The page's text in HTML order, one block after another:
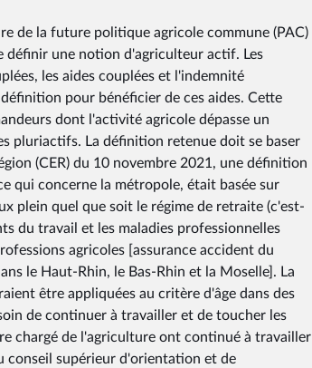
de la future politique agricole commune (PAC)
définir une notion d'agriculteur actif. Les
les aides couplées et l'indemnité
pour bénéficier de ces aides. Cette
dont l'activité agricole dépasse un
pluriactifs. La définition retenue doit se baser
(CER) du 10 novembre 2021, une définition
qui concerne la métropole, était basée sur
plein quel que soit le régime de retraite (c'est-
du travail et les maladies professionnelles
agricoles [assurance accident du
le Haut-Rhin, le Bas-Rhin et la Moselle]. La
être appliquées au critère d'âge dans des
de continuer à travailler et de toucher les
chargé de l'agriculture ont continué à travailler
conseil supérieur d'orientation et de